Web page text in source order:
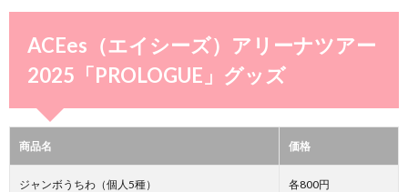
ACEes（エイシーズ）アリーナツアー
2025「PROLOGUE」グッズ
商品名 価格
ジャンボうちわ（個人5種） 各800円